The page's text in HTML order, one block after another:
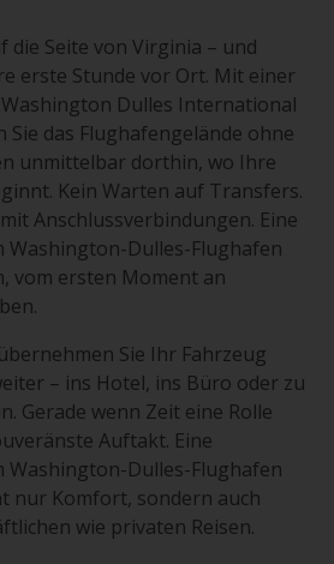
die Seite von Virginia – und
erste Stunde vor Ort. Mit einer
Dulles International
Sie das Flughafengelände ohne
unmittelbar dorthin, wo Ihre
Kein Warten auf Transfers.
Anschlussverbindungen. Eine
Washington-Dulles-Flughafen
vom ersten Moment an
Sie Ihr Fahrzeug
– ins Hotel, ins Büro oder zu
Gerade wenn Zeit eine Rolle
Auftakt. Eine
Washington-Dulles-Flughafen
nur Komfort, sondern auch
wie privaten Reisen.